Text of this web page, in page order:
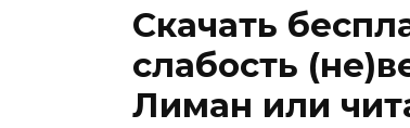
Скачать
слабость
Лиман или